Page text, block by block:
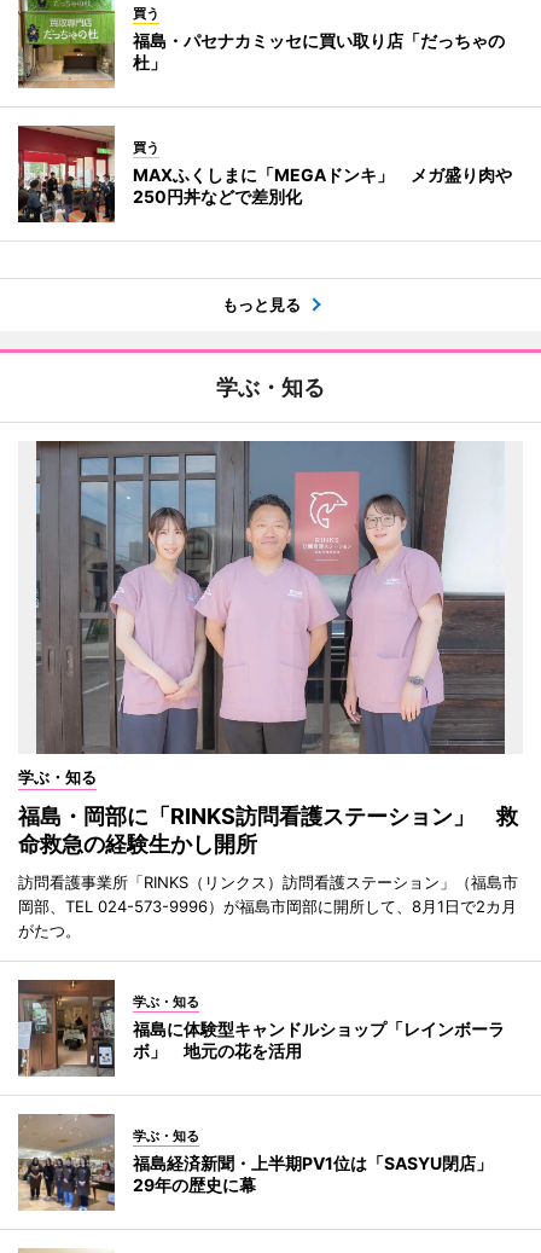
買う
福島・パセナカミッセに買い取り店「だっちゃの
杜」
買う
MAXふくしまに「MEGAドンキ」 メガ盛り肉や
250円丼などで差別化
もっと見る
学ぶ・知る
学ぶ・知る
福島・岡部に「RINKS訪問看護ステーション」 救
命救急の経験生かし開所
訪問看護事業所「RINKS（リンクス）訪問看護ステーション」（福島市
岡部、TEL 024-573-9996）が福島市岡部に開所して、8月1日で2カ月
がたつ。
学ぶ・知る
福島に体験型キャンドルショップ「レインボーラ
ボ」 地元の花を活用
学ぶ・知る
福島経済新聞・上半期PV1位は「SASYU閉店」
29年の歴史に幕